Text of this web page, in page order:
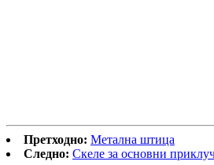
Претходно: Метална штица
Следно: Скеле за основни